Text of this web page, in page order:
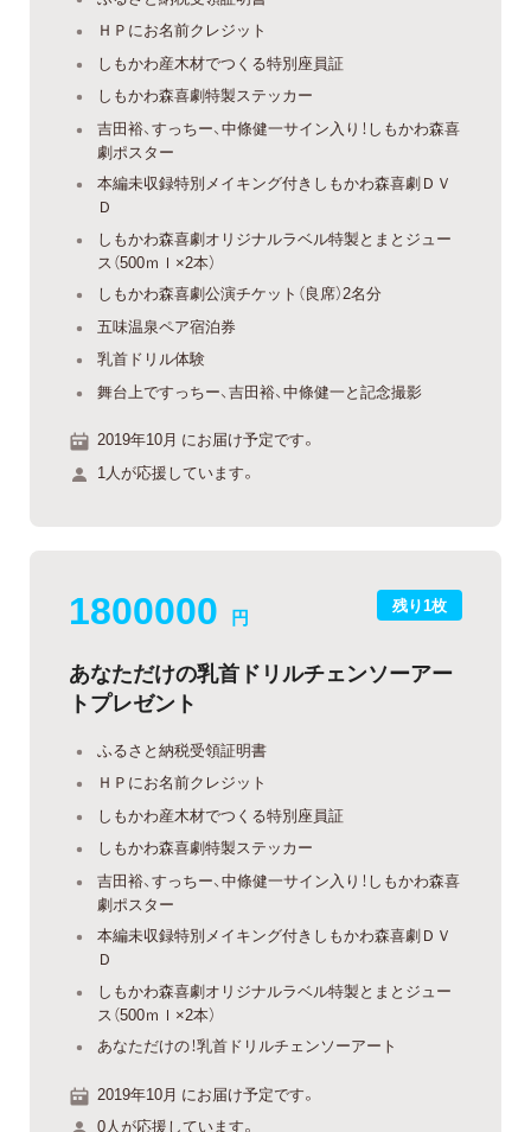
ＨＰにお名前クレジット
しもかわ産木材でつくる特別座員証
しもかわ森喜劇特製ステッカー
吉田裕、すっちー、中條健一サイン入り！しもかわ森喜
劇ポスター
本編未収録特別メイキング付きしもかわ森喜劇ＤＶ
Ｄ
しもかわ森喜劇オリジナルラベル特製とまとジュー
ス（500ｍｌ×2本）
しもかわ森喜劇公演チケット（良席）2名分
五味温泉ペア宿泊券
乳首ドリル体験
舞台上ですっちー、吉田裕、中條健一と記念撮影
2019年10月 にお届け予定です。
1人が応援しています。
残り1枚
1800000 円
あなただけの乳首ドリルチェンソーアー
トプレゼント
ふるさと納税受領証明書
ＨＰにお名前クレジット
しもかわ産木材でつくる特別座員証
しもかわ森喜劇特製ステッカー
吉田裕、すっちー、中條健一サイン入り！しもかわ森喜
劇ポスター
本編未収録特別メイキング付きしもかわ森喜劇ＤＶ
Ｄ
しもかわ森喜劇オリジナルラベル特製とまとジュー
ス（500ｍｌ×2本）
あなただけの！乳首ドリルチェンソーアート
2019年10月 にお届け予定です。
0人が応援しています。